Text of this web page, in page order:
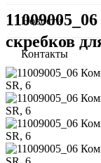
Сертификаты
Оплата и доставка
Новости
Контакты
скребков